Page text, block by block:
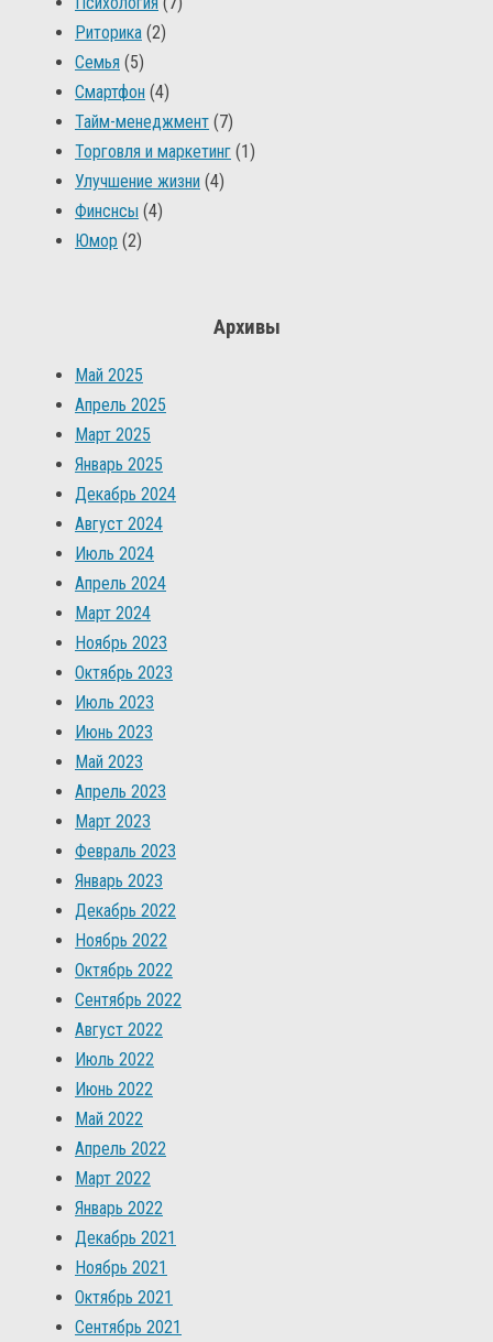
Риторика (2)
Семья (5)
Смартфон (4)
Тайм-менеджмент (7)
Торговля и маркетинг (1)
Улучшение жизни (4)
Финснсы (4)
Юмор (2)
Архивы
Май 2025
Апрель 2025
Март 2025
Январь 2025
Декабрь 2024
Август 2024
Июль 2024
Апрель 2024
Март 2024
Ноябрь 2023
Октябрь 2023
Июль 2023
Июнь 2023
Май 2023
Апрель 2023
Март 2023
Февраль 2023
Январь 2023
Декабрь 2022
Ноябрь 2022
Октябрь 2022
Сентябрь 2022
Август 2022
Июль 2022
Июнь 2022
Май 2022
Апрель 2022
Март 2022
Январь 2022
Декабрь 2021
Ноябрь 2021
Октябрь 2021
Сентябрь 2021